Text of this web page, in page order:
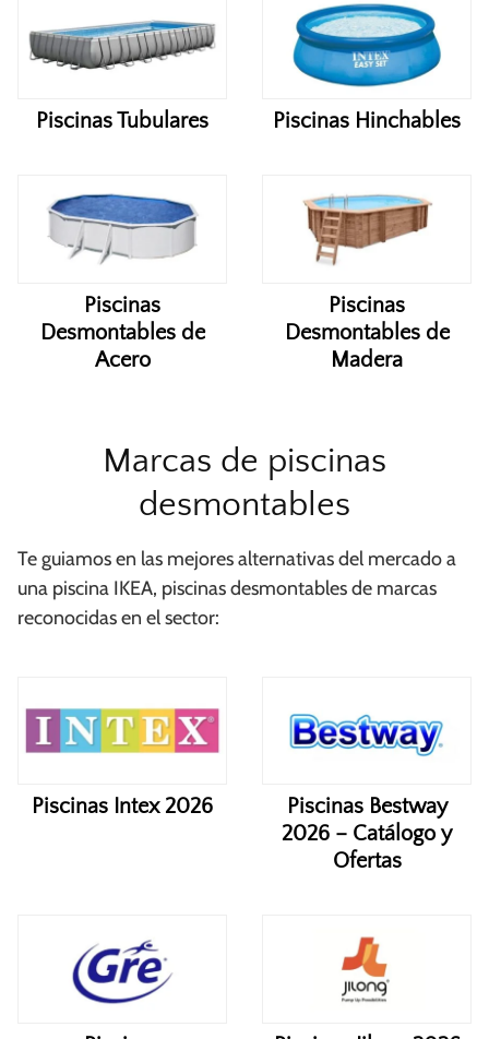
Piscinas Tubulares Piscinas Hinchables
Piscinas
Desmontables de
Acero
Piscinas
Desmontables de
Madera
Marcas de piscinas
desmontables
Te guiamos en las mejores alternativas del mercado a
una piscina IKEA, piscinas desmontables de marcas
reconocidas en el sector:
Piscinas Intex 2026
Piscinas Bestway
2026 – Catálogo y
Ofertas